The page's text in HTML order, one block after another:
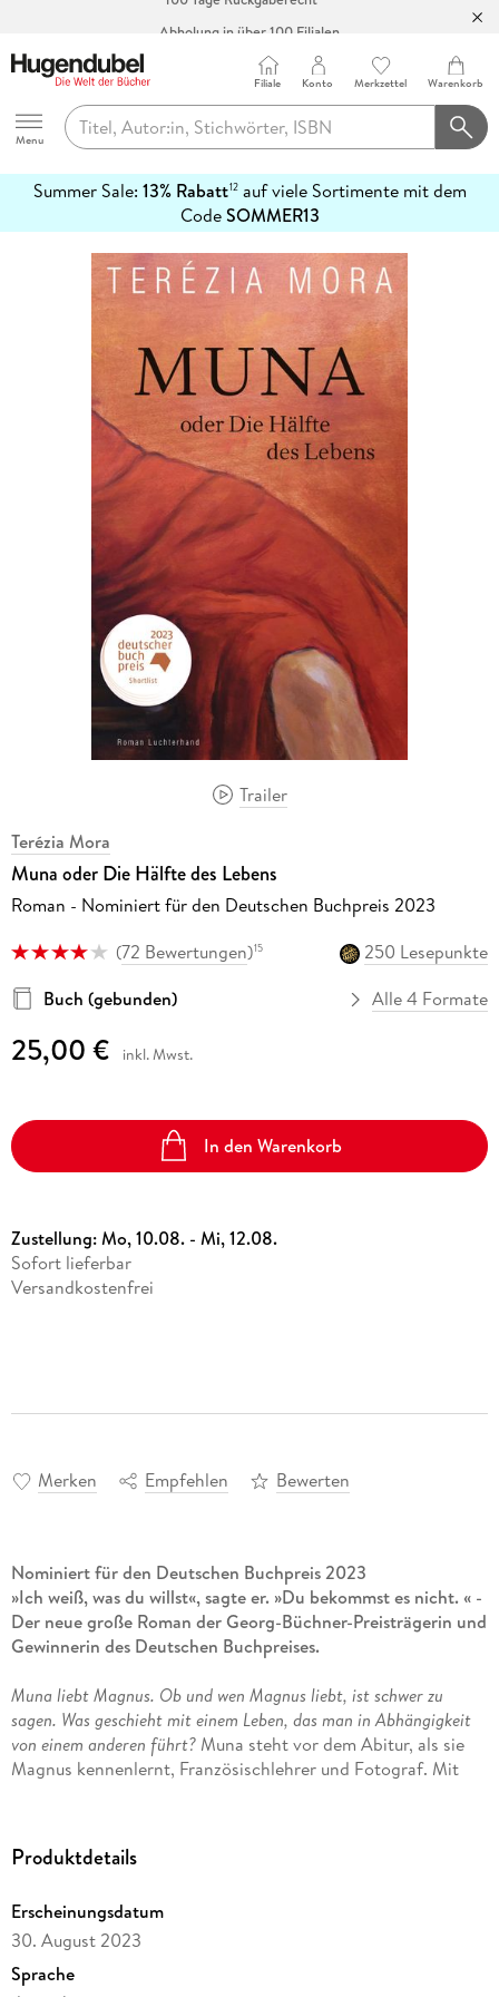
Hugendubel
Menu
Filiale Konto Merkzettel Warenkorb
Summer Sale: 13% Rabatt12auf viele Sortimente mit dem
CodeSOMMER13
erfahren
Trailer
Terézia Mora
Muna oder Die Hälfte des Lebens
Roman - Nominiert für den Deutschen Buchpreis 2023
(72 Bewertungen)15
250 Lesepunkte
Buch (gebunden)
Alle 4 Formate
25,00 € inkl. Mwst.
In den Warenkorb
Zustellung:Mo, 10.08. - Mi, 12.08.
Sofort lieferbar
Versandkostenfrei
Merken Empfehlen Bewerten
Nominiert für den Deutschen Buchpreis 2023
»Ich weiß, was du willst«, sagte er. »Du bekommst es nicht. « -
Der neue große Roman der Georg-Büchner-Preisträgerin und
Gewinnerin des Deutschen Buchpreises.
Muna liebt Magnus. Ob und wen Magnus liebt, ist schwer zu
sagen. Was geschieht mit einem Leben, das man in Abhängigkeit
von einem anderen führt? Muna steht vor dem Abitur, als sie
Magnus kennenlernt, Französischlehrer und Fotograf. Mit
Beziehung zu Magnus ihr Zuhause gefunden zu haben. Doch
Beziehung auf. Im Laufe der Jahre nehmen Kälte,
Unberechenbarkeit und Gewalt immer nur zu. Doch Muna ist
nicht gewillt aufzugeben. Nominiert für den Deutschen
Buchpreis 2023 (Shortlist). Nominiert für den Wilhelm-
Produktdetails
Erscheinungsdatum
30. August 2023
Sprache